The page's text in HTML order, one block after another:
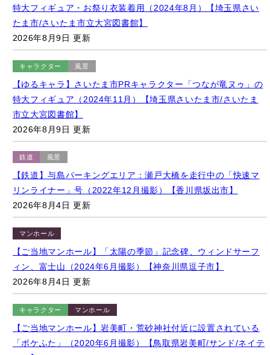
たま市/さいたま市立大宮図書館】
2026年8月9日 更新
キャラクター 風景
【ゆるキャラ】さいたま市PRキャラクター「つなが竜ヌゥ」の
特大フィギュア（2024年11月）【埼玉県さいたま市/さいたま
市立大宮図書館】
2026年8月9日 更新
鉄道 風景
【鉄道】与島パーキングエリア：瀬戸大橋を走行中の「快速マ
リンライナー」号（2022年12月撮影）【香川県坂出市】
2026年8月4日 更新
マンホール
【ご当地マンホール】「太陽の季節」記念碑、ウィンドサーフ
ィン、富士山（2024年6月撮影）【神奈川県逗子市】
2026年8月4日 更新
キャラクター マンホール
【ご当地マンホール】岩美町・荒砂神社付近に設置されている
「ポケふた」（2020年6月撮影）【鳥取県岩美町/サンド/ネイテ
ィオ】